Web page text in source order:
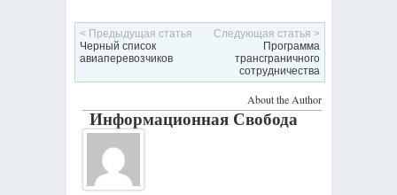
< Предыдущая статья
Черный список
авиаперевозчиков
Следующая статья >
Программа
трансграничного
сотрудничества
About the Author
Информационная Свобода